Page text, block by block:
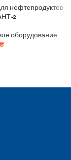
нефтепродуктов
2
оборудование
₴